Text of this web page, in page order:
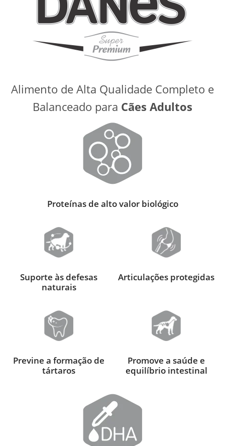
Alimento de Alta Qualidade Completo e
Balanceado para Cães Adultos
Proteínas de alto valor biológico
Suporte às defesas
naturais
Articulações protegidas
Previne a formação de
tártaros
Promove a saúde e
equilíbrio intestinal